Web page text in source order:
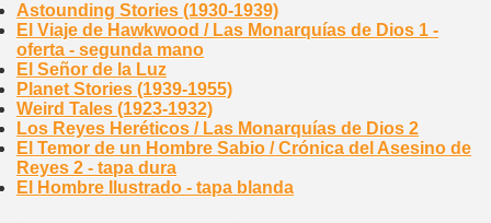
Astounding Stories (1930-1939)
El Viaje de Hawkwood / Las Monarquías de Dios 1 -
oferta - segunda mano
El Señor de la Luz
Planet Stories (1939-1955)
Weird Tales (1923-1932)
Los Reyes Heréticos / Las Monarquías de Dios 2
El Temor de un Hombre Sabio / Crónica del Asesino de
Reyes 2 - tapa dura
El Hombre Ilustrado - tapa blanda